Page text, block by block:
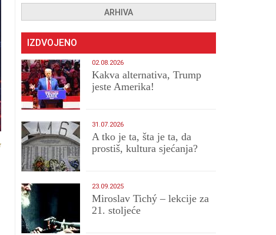
ARHIVA
IZDVOJENO
02.08.2026
Kakva alternativa, Trump
jeste Amerika!
31.07.2026
A tko je ta, šta je ta, da
prostiš, kultura sjećanja?
23.09.2025
Miroslav Tichý – lekcije za
21. stoljeće